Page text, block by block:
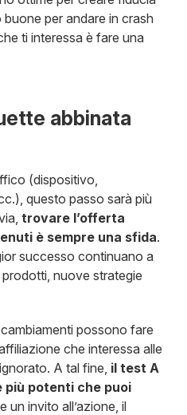
per andare in crash
ti interessa è fare una
abbinata
(dispositivo,
questo passo sarà più
trovare l’offerta
è sempre una sfida.
successo continuano a
nuove strategie
possono fare
che interessa alle
A tal fine, il test A
più potenti che puoi
un invito all’azione, il